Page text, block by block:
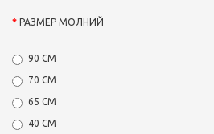
РАЗМЕР МОЛНИЙ
90 СМ
70 СМ
65 СМ
40 СМ